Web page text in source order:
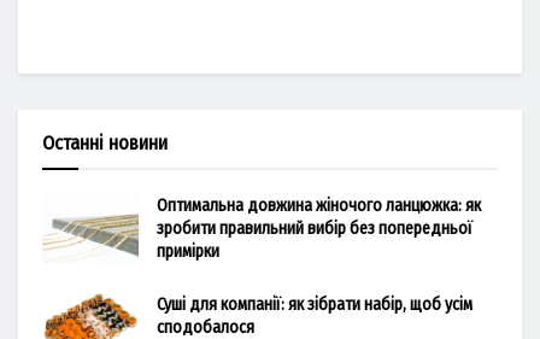
Останні новини
Оптимальна довжина жіночого ланцюжка: як
зробити правильний вибір без попередньої
примірки
Суші для компанії: як зібрати набір, щоб усім
сподобалося